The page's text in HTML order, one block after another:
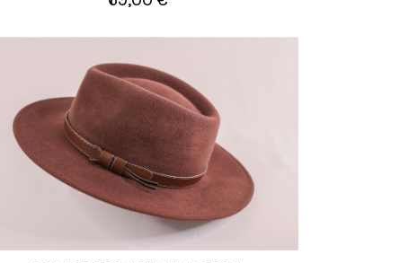
Añadir al carrito